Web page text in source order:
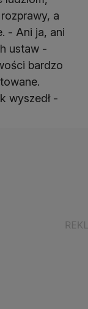
a
- Ani ja, ani
ustaw -
bardzo
wyszedł -